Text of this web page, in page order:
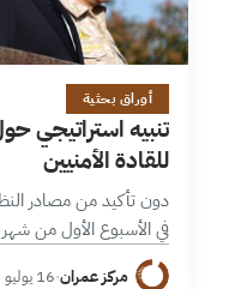
5 دقائق
أوراق بحثية
تنبيه استراتيجي
للقادة الأمنيين
دون تأكيد من مصادر
تغييرات نوعية طالت أهم
مركز عمران·16 يوليو 2019